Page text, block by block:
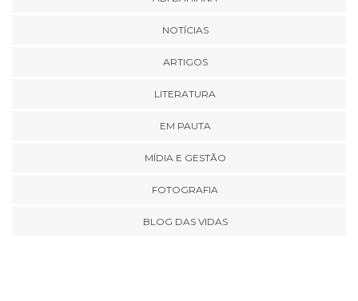
NOTÍCIAS
ARTIGOS
LITERATURA
EM PAUTA
MÍDIA E GESTÃO
FOTOGRAFIA
BLOG DAS VIDAS